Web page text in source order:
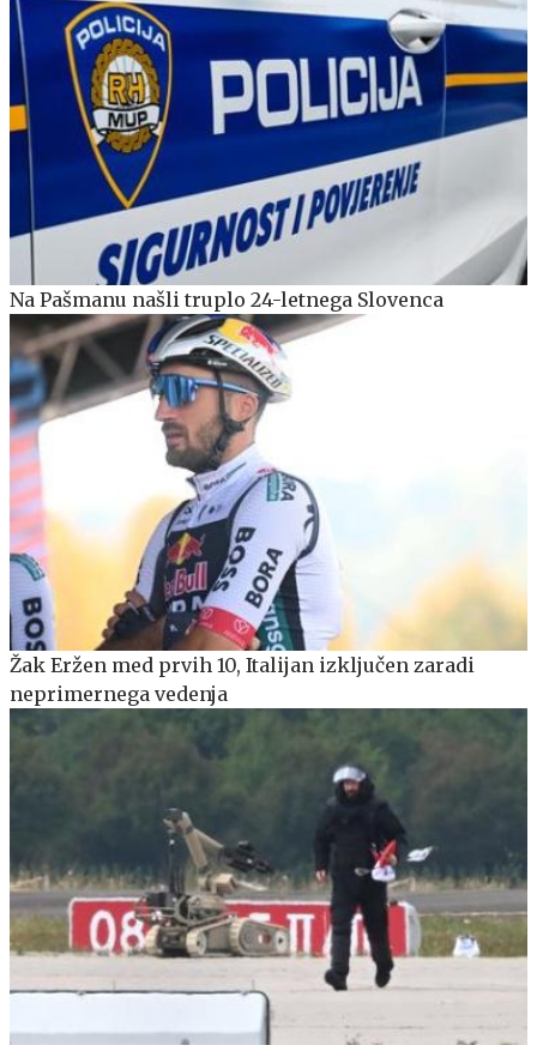
Na Pašmanu našli truplo 24-letnega Slovenca
Žak Eržen med prvih 10, Italijan izključen zaradi
neprimernega vedenja